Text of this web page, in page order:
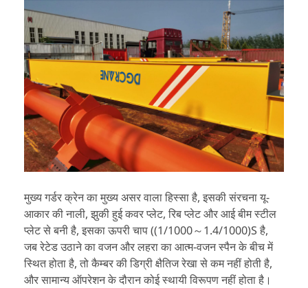
मुख्य गर्डर क्रेन का मुख्य असर वाला हिस्सा है, इसकी संरचना यू-
आकार की नाली, झुकी हुई कवर प्लेट, रिब प्लेट और आई बीम स्टील
प्लेट से बनी है, इसका ऊपरी चाप ((1/1000～1.4/1000)S है,
जब रेटेड उठाने का वजन और लहरा का आत्म-वजन स्पैन के बीच में
स्थित होता है, तो कैम्बर की डिग्री क्षैतिज रेखा से कम नहीं होती है,
और सामान्य ऑपरेशन के दौरान कोई स्थायी विरूपण नहीं होता है।